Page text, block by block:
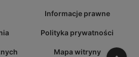
Informacje prawne
Polityka prywatności
Mapa witryny